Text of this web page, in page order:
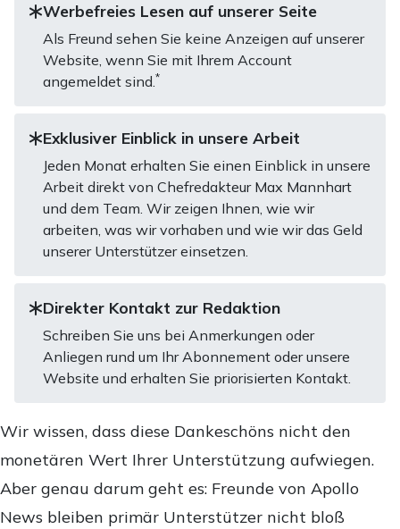
Werbefreies Lesen auf unserer Seite
Als Freund sehen Sie keine Anzeigen auf unserer
Website, wenn Sie mit Ihrem Account
angemeldet sind.*
Exklusiver Einblick in unsere Arbeit
Jeden Monat erhalten Sie einen Einblick in unsere
Arbeit direkt von Chefredakteur Max Mannhart
und dem Team. Wir zeigen Ihnen, wie wir
arbeiten, was wir vorhaben und wie wir das Geld
unserer Unterstützer einsetzen.
Direkter Kontakt zur Redaktion
Schreiben Sie uns bei Anmerkungen oder
Anliegen rund um Ihr Abonnement oder unsere
Website und erhalten Sie priorisierten Kontakt.
Wir wissen, dass diese Dankeschöns nicht den
monetären Wert Ihrer Unterstützung aufwiegen.
Aber genau darum geht es: Freunde von Apollo
News bleiben primär Unterstützer nicht bloß